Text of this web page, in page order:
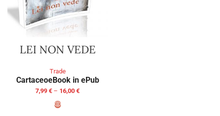
LEI NON VEDE
Trade
CartaceoeBook in ePub
7,99 € – 16,00 €